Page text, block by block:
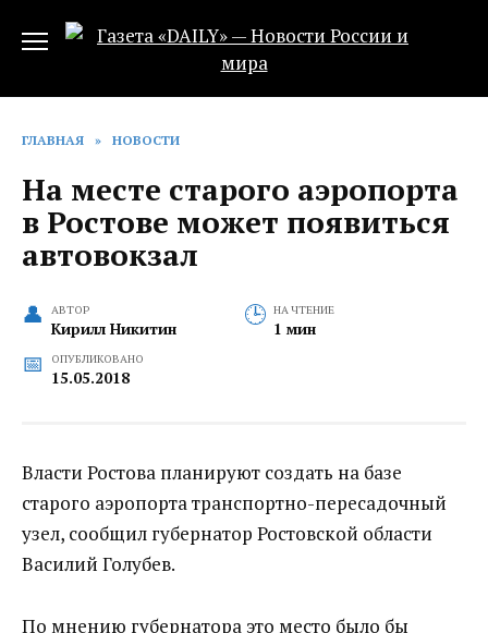
ГЛАВНАЯ » НОВОСТИ
На месте старого аэропорта
в Ростове может появиться
автовокзал
АВТОР
Кирилл Никитин
НА ЧТЕНИЕ
1 мин
ОПУБЛИКОВАНО
15.05.2018
Власти Ростова планируют создать на базе
старого аэропорта транспортно-пересадочный
узел, сообщил губернатор Ростовской области
Василий Голубев.
По мнению губернатора это место было бы